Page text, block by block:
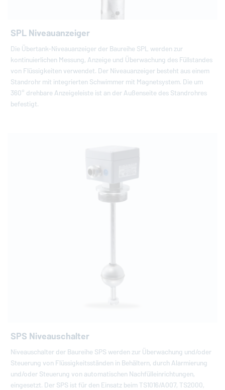
SPL Niveauanzeiger
Die Übertank-Niveauanzeiger der Baureihe SPL werden zur
kontinuierlichen Messung, Anzeige und Überwachung des Füllstandes
von Flüssigkeiten verwendet. Der Niveauanzeiger besteht aus einem
Standrohr mit integrierten Schwimmer mit Magnetsystem. Die um
360° drehbare Anzeigeleiste ist an der Außenseite des Standrohres
befestigt.
SPS Niveauschalter
Niveauschalter der Baureihe SPS werden zur Überwachung und/oder
Steuerung von Flüssigkeitsständen in Behältern, durch Alarmierung
und/oder Steuerung von automatischen Nachfülleinrichtungen,
eingesetzt. Der SPS ist für den Einsatz beim TS1016/A007, TS2000,